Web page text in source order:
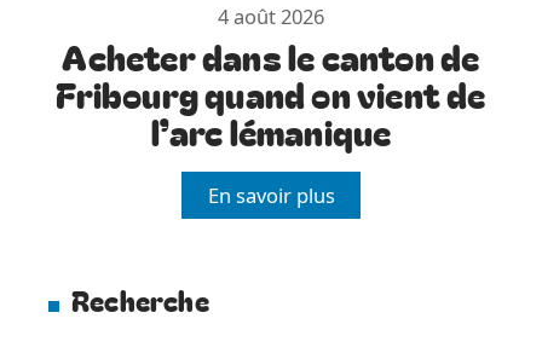
4 août 2026
Acheter dans le canton de
Fribourg quand on vient de
l’arc lémanique
En savoir plus
Recherche